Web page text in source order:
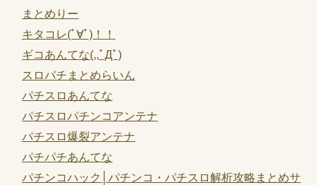
まとめりー
キタコレ(ﾟ∀ﾟ)！！
ギコあんてな(,,ﾟДﾟ)
スロパチまとめらいん
パチスロあんてな
パチスロパチンコアンテナ
パチスロ爆裂アンテナ
パチパチあんてな
パチンコハック│パチンコ・パチスロ解析攻略まとめサ